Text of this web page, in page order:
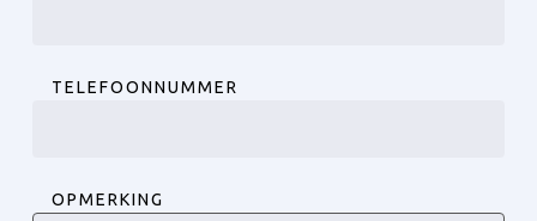
TELEFOONNUMMER
OPMERKING